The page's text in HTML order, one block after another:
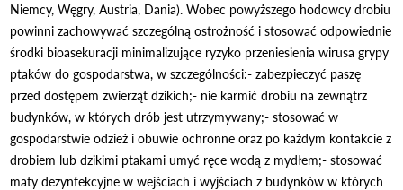
Niemcy, Węgry, Austria, Dania). Wobec powyższego hodowcy drobiu
powinni zachowywać szczególną ostrożność i stosować odpowiednie
środki bioasekuracji minimalizujące ryzyko przeniesienia wirusa grypy
ptaków do gospodarstwa, w szczególności:- zabezpieczyć paszę
przed dostępem zwierząt dzikich;- nie karmić drobiu na zewnątrz
budynków, w których drób jest utrzymywany;- stosować w
gospodarstwie odzież i obuwie ochronne oraz po każdym kontakcie z
drobiem lub dzikimi ptakami umyć ręce wodą z mydłem;- stosować
maty dezynfekcyjne w wejściach i wyjściach z budynków w których